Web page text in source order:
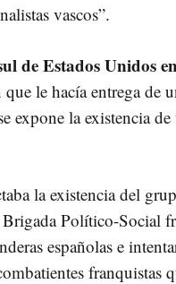
vascos”.
de Estados Unidos
le hacía entrega de
expone la existencia
la existencia del
Político-Social
españolas e
franquistas